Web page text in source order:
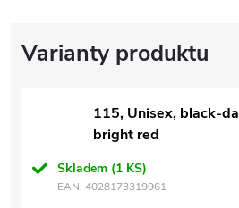
115, Unisex, black-
bright red
Skladem (1 KS)
EAN: 4028173319961